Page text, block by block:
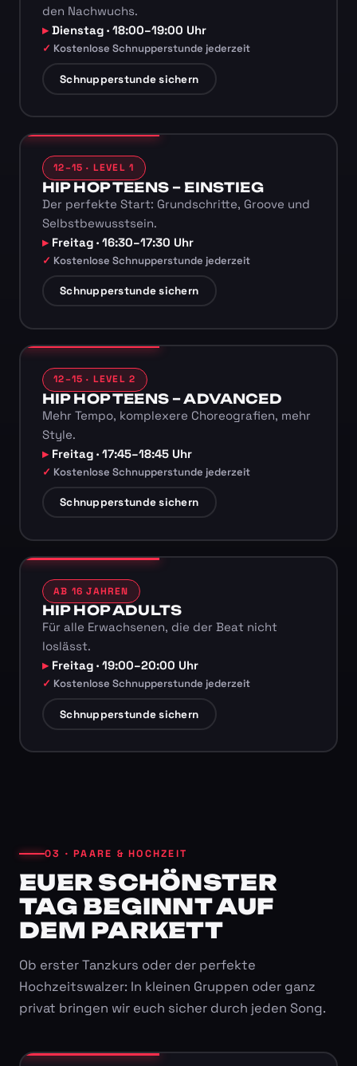
den Nachwuchs.
Dienstag · 18:00–19:00 Uhr
Kostenlose Schnupperstunde jederzeit
Schnupperstunde sichern
12–15 · LEVEL 1
HIP HOP TEENS – EINSTIEG
Der perfekte Start: Grundschritte, Groove und
Selbstbewusstsein.
Freitag · 16:30–17:30 Uhr
Kostenlose Schnupperstunde jederzeit
Schnupperstunde sichern
12–15 · LEVEL 2
HIP HOP TEENS – ADVANCED
Mehr Tempo, komplexere Choreografien, mehr
Style.
Freitag · 17:45–18:45 Uhr
Kostenlose Schnupperstunde jederzeit
Schnupperstunde sichern
AB 16 JAHREN
HIP HOP ADULTS
Für alle Erwachsenen, die der Beat nicht
loslässt.
Freitag · 19:00–20:00 Uhr
Kostenlose Schnupperstunde jederzeit
Schnupperstunde sichern
03 · PAARE & HOCHZEIT
EUER SCHÖNSTER
TAG BEGINNT AUF
DEM PARKETT
Ob erster Tanzkurs oder der perfekte
Hochzeitswalzer: In kleinen Gruppen oder ganz
privat bringen wir euch sicher durch jeden Song.